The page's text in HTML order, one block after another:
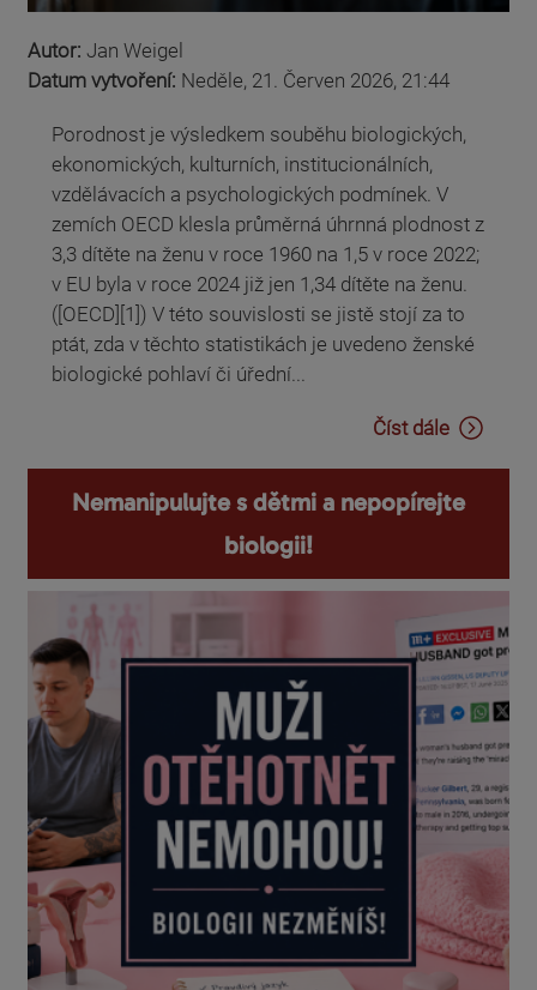
Autor: Jan Weigel
Datum vytvoření: Neděle, 21. Červen 2026, 21:44
Porodnost je výsledkem souběhu biologických,
ekonomických, kulturních, institucionálních,
vzdělávacích a psychologických podmínek. V
zemích OECD klesla průměrná úhrnná plodnost z
3,3 dítěte na ženu v roce 1960 na 1,5 v roce 2022;
v EU byla v roce 2024 již jen 1,34 dítěte na ženu.
([OECD][1]) V této souvislosti se jistě stojí za to
ptát, zda v těchto statistikách je uvedeno ženské
biologické pohlaví či úřední...
Číst dále
Nemanipulujte s dětmi a nepopírejte
biologii!